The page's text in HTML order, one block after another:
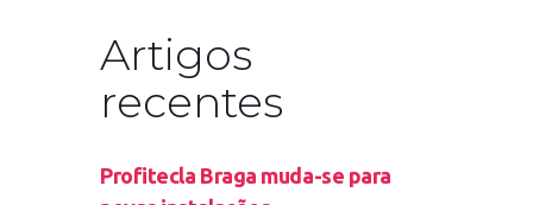
Artigos
recentes
Profitecla Braga muda-se para